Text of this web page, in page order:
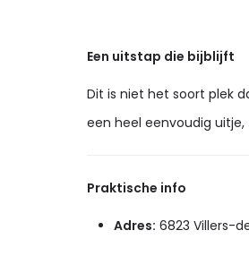
Een uitstap die bijblijft
Dit is niet het soort plek
een heel eenvoudig
Praktische info
Adres: 6823 Villers-